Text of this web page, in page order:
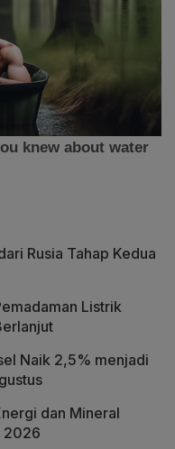
Rusia Tahap Kedua
Listrik
Naik 2,5% menjadi
dan Mineral
2026